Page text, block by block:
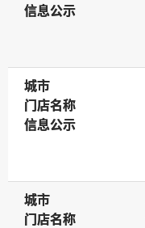
信息公示
信息公示
城市
城市
门店名称
门店名称
信息公示
信息公示
城市
城市
门店名称
门店名称